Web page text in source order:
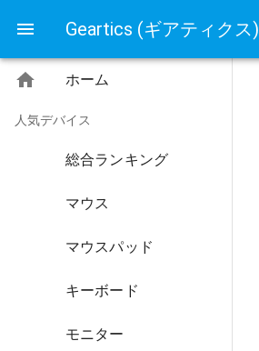
Geartics (ギアティクス)
ホーム
人気デバイス
総合ランキング
マウス
マウスパッド
キーボード
モニター